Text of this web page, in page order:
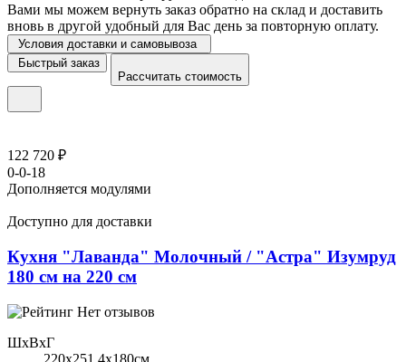
Вами мы можем вернуть заказ обратно на склад и доставить
вновь в другой удобный для Вас день за повторную оплату.
Условия доставки и самовывоза
Быстрый заказ
Рассчитать стоимость
122 720 ₽
0-0-18
Дополняется модулями
Доступно для доставки
Кухня "Лаванда" Молочный / "Астра" Изумруд
180 см на 220 см
Нет отзывов
ШхВхГ
220x251,4х180см